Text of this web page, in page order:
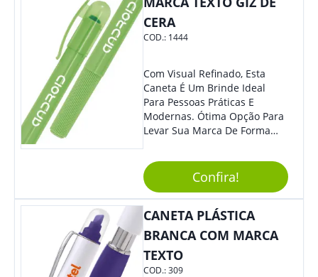
CERA
COD.: 1444
Com Visual Refinado, Esta
Caneta É Um Brinde Ideal
Para Pessoas Práticas E
Modernas. Ótima Opção Para
Levar Sua Marca De Forma
Sua Empresa Em Eventos,
Reuniões Corporativas Ou Até
Mesmo Para Presentear
Colaboradores.
Confira!
CANETA PLÁSTICA
BRANCA COM MARCA
TEXTO
COD.:309